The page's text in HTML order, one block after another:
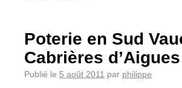
Poterie en Sud
Cabrières d’Aigues
Publié le 5 août 2011 par philippe